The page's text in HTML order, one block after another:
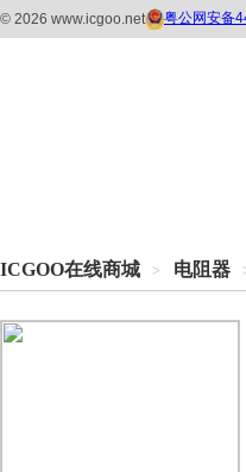
ICGOO在线商城 > 电阻器